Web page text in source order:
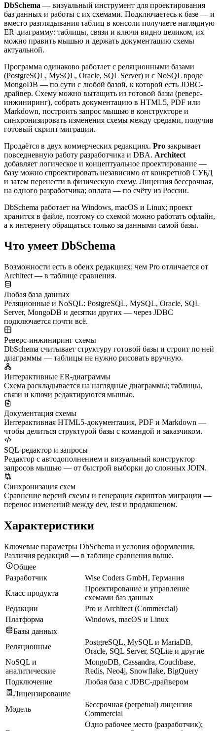
DbSchema — визуальный инструмент для проектирования
баз данных и работы с их схемами. Подключаетесь к базе — и
вместо разглядывания таблиц в консоли получаете наглядную
ER-диаграмму: таблицы, связи и ключи видно целиком, их
можно править мышью и держать документацию схемы
актуальной.
Программа одинаково работает с реляционными базами
(PostgreSQL, MySQL, Oracle, SQL Server) и с NoSQL вроде
MongoDB — по сути с любой базой, к которой есть JDBC-
драйвер. Схему можно вытащить из готовой базы (реверс-
инжиниринг), собрать документацию в HTML5, PDF или
Markdown, построить запрос мышью в конструкторе и
синхронизировать изменения схемы между средами, получив
готовый скрипт миграции.
Продаётся в двух коммерческих редакциях. Pro закрывает
повседневную работу разработчика и DBA. Architect
добавляет логическое и концептуальное проектирование —
базу можно спроектировать независимо от конкретной СУБД
и затем перенести в физическую схему. Лицензия бессрочная,
на одного разработчика; оплата — по счёту из России.
DbSchema работает на Windows, macOS и Linux; проект
хранится в файле, поэтому со схемой можно работать офлайн,
а к интернету обращаться только за данными самой базы.
Что умеет DbSchema
Возможности есть в обеих редакциях; чем Pro отличается от
Architect — в таблице сравнения.
Любая база данных
Реляционные и NoSQL: PostgreSQL, MySQL, Oracle, SQL
Server, MongoDB и десятки других — через JDBC
подключается почти всё.
Реверс-инжиниринг схемы
DbSchema считывает структуру готовой базы и строит по ней
диаграммы — таблицы не нужно рисовать вручную.
Интерактивные ER-диаграммы
Схема раскладывается на наглядные диаграммы; таблицы,
связи и ключи редактируются мышью.
Документация схемы
Интерактивная HTML5-документация, PDF и Markdown —
чтобы делиться структурой базы с командой и заказчиком.
SQL-редактор и запросы
Редактор с автодополнением и визуальный конструктор
запросов мышью — от быстрой выборки до сложных JOIN.
Синхронизация схем
Сравнение версий схемы и генерация скриптов миграции —
перенос изменений между dev, test и продакшеном.
Характеристики
Ключевые параметры DbSchema и условия оформления.
Различия редакций — в таблице сравнения выше.
Общее
Разработчик
Wise Coders GmbH, Германия
Класс продукта
Проектирование и управление
схемами баз данных
Редакции
Pro и Architect (Commercial)
Платформа
Windows, macOS и Linux
Базы данных
Реляционные
PostgreSQL, MySQL и MariaDB,
Oracle, SQL Server, SQLite и другие
NoSQL и
аналитические
MongoDB, Cassandra, Couchbase,
Redis, Neo4j, Snowflake, BigQuery
Подключение
Любая база с JDBC-драйвером
Лицензирование
Модель
Бессрочная (perpetual) лицензия
Commercial
Одно рабочее место (разработчик);